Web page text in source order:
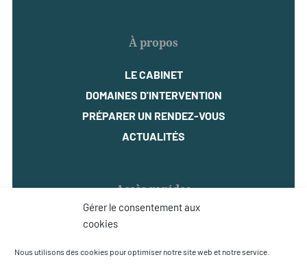
Gérer le consentement aux
cookies
Nous utilisons des cookies pour optimiser notre site web et notre service.
À propos
LE CABINET
DOMAINES D'INTERVENTION
PRÉPARER UN RENDEZ-VOUS
ACTUALITÉS
Accès rapides
MENTIONS LÉGALES